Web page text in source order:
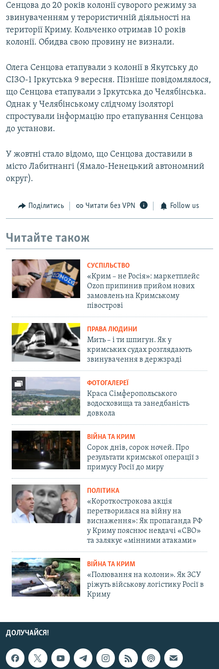
Сенцова до 20 років колонії суворого режиму за
звинуваченням у терористичній діяльності на
території Криму. Кольченко отримав 10 років
колонії. Обидва свою провину не визнали.
Олега Сенцова етапували з колонії в Якутську до
СІЗО-1 Іркутська 9 вересня. Пізніше повідомлялося,
що Сенцова етапували з Іркутська до Челябінська.
Однак у Челябінському слідчому ізоляторі
спростували інформацію про етапування Сенцова
до установи.
У жовтні стало відомо, що Сенцова доставили в
місто Лабитнангі (Ямало-Ненецький автономний
округ).
Поділитись Читати без VPN Follow us
Читайте також
СУСПІЛЬСТВО
«Крим – не Росія»: маркетплейс
Ozon припинив прийом нових
замовлень на Кримському
півострові
ПРАВА ЛЮДИНИ
Мить – і ти шпигун. Як у
кримських судах розглядають
звинувачення в держзраді
ФОТОГАЛЕРЕЇ
Краса Сімферопольського
водосховища та занедбаність
довкола
ВІЙНА ТА КРИМ
Сорок днів, сорок ночей. Про
результати кримської операції з
примусу Росії до миру
ПОЛІТИКА
«Короткострокова акція
перетворилася на війну на
виснаження»: Як пропаганда РФ
у Криму пояснює невдачі «СВО»
та залякує «мінними атаками»
ВІЙНА ТА КРИМ
«Полювання на колони». Як ЗСУ
ріжуть військову логістику Росії в
Криму
ДОЛУЧАЙСЯ!